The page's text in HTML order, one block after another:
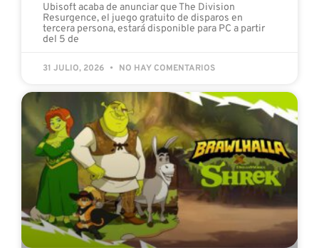
Ubisoft acaba de anunciar que The Division
Resurgence, el juego gratuito de disparos en
tercera persona, estará disponible para PC a partir
del 5 de
31 JULIO, 2026 NO HAY COMENTARIOS